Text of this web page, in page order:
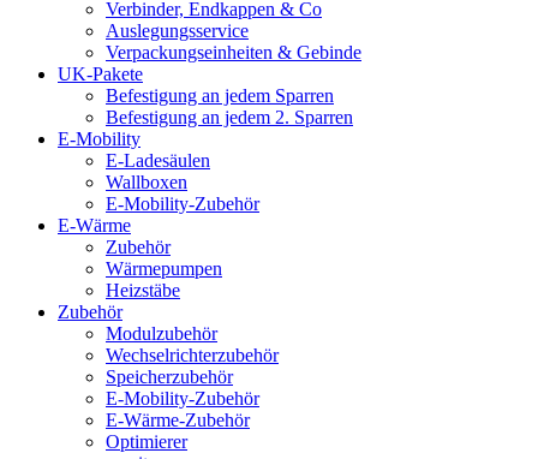
Verbinder, Endkappen & Co
Auslegungsservice
Verpackungseinheiten & Gebinde
UK-Pakete
Befestigung an jedem Sparren
Befestigung an jedem 2. Sparren
E-Mobility
E-Ladesäulen
Wallboxen
E-Mobility-Zubehör
E-Wärme
Zubehör
Wärmepumpen
Heizstäbe
Zubehör
Modulzubehör
Wechselrichterzubehör
Speicherzubehör
E-Mobility-Zubehör
E-Wärme-Zubehör
Optimierer